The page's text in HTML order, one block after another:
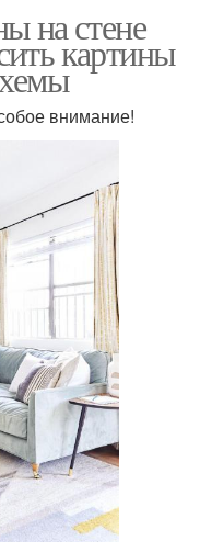
на стене
картины
внимание!